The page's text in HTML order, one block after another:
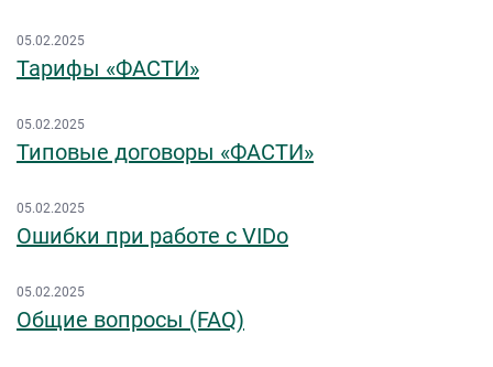
05.02.2025
Тарифы «ФАСТИ»
05.02.2025
Типовые договоры «ФАСТИ»
05.02.2025
Ошибки при работе с VIDo
05.02.2025
Общие вопросы (FAQ)